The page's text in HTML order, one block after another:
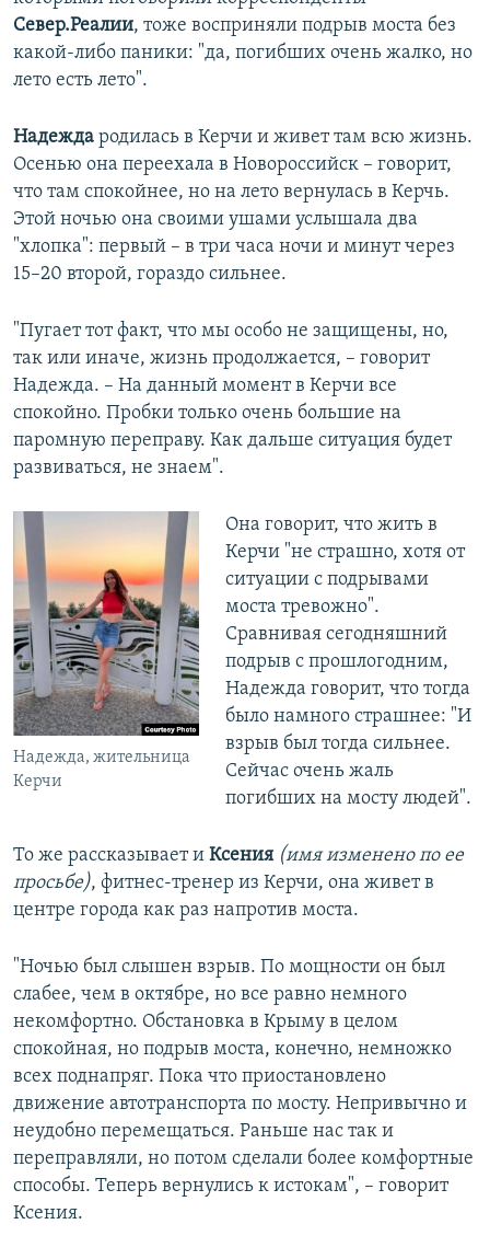
Север.Реалии, тоже восприняли подрыв моста без
какой-либо паники: "да, погибших очень жалко, но
лето есть лето".
Надежда родилась в Керчи и живет там всю жизнь.
Осенью она переехала в Новороссийск – говорит,
что там спокойнее, но на лето вернулась в Керчь.
Этой ночью она своими ушами услышала два
"хлопка": первый – в три часа ночи и минут через
15–20 второй, гораздо сильнее.
"Пугает тот факт, что мы особо не защищены, но,
так или иначе, жизнь продолжается, – говорит
Надежда. – На данный момент в Керчи все
спокойно. Пробки только очень большие на
паромную переправу. Как дальше ситуация будет
развиваться, не знаем".
Надежда, жительница
Керчи
Она говорит, что жить в
Керчи "не страшно, хотя от
ситуации с подрывами
моста тревожно".
Сравнивая сегодняшний
подрыв с прошлогодним,
Надежда говорит, что тогда
было намного страшнее: "И
взрыв был тогда сильнее.
Сейчас очень жаль
погибших на мосту людей".
То же рассказывает и Ксения (имя изменено по ее
просьбе), фитнес-тренер из Керчи, она живет в
центре города как раз напротив моста.
"Ночью был слышен взрыв. По мощности он был
слабее, чем в октябре, но все равно немного
некомфортно. Обстановка в Крыму в целом
спокойная, но подрыв моста, конечно, немножко
всех поднапряг. Пока что приостановлено
движение автотранспорта по мосту. Непривычно и
неудобно перемещаться. Раньше нас так и
переправляли, но потом сделали более комфортные
способы. Теперь вернулись к истокам", – говорит
Ксения.